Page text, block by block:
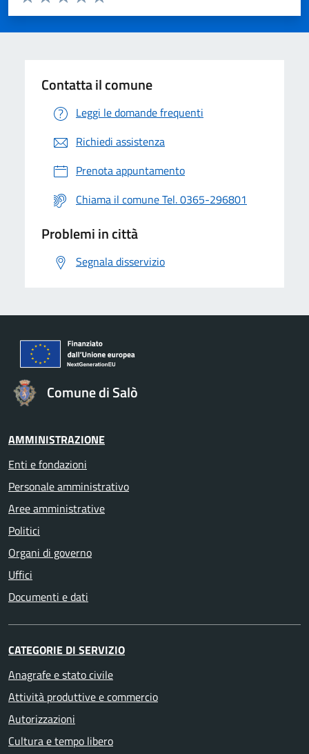
Valuta 5 stelle su 5
Valuta 4 stelle su 5
Valuta 3 stelle su 5
Valuta 2 stelle su 5
Valuta 1 stelle su 5
Contatta il comune
Leggi le domande frequenti
Richiedi assistenza
Prenota appuntamento
Chiama il comune Tel. 0365-296801
Problemi in città
Segnala disservizio
Comune di Salò
AMMINISTRAZIONE
Enti e fondazioni
Personale amministrativo
Aree amministrative
Politici
Organi di governo
Uffici
Documenti e dati
CATEGORIE DI SERVIZIO
Anagrafe e stato civile
Attività produttive e commercio
Autorizzazioni
Cultura e tempo libero